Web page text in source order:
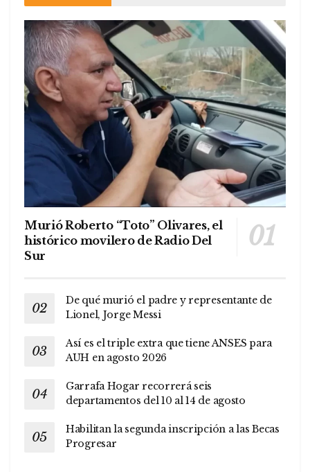
Murió Roberto “Toto” Olivares, el
histórico movilero de Radio Del
Sur
De qué murió el padre y representante de
Lionel, Jorge Messi
Así es el triple extra que tiene ANSES para
AUH en agosto 2026
Garrafa Hogar recorrerá seis
departamentos del 10 al 14 de agosto
Habilitan la segunda inscripción a las Becas
Progresar